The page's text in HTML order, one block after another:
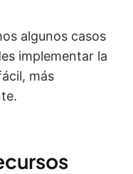
algunos casos
implementar la
más